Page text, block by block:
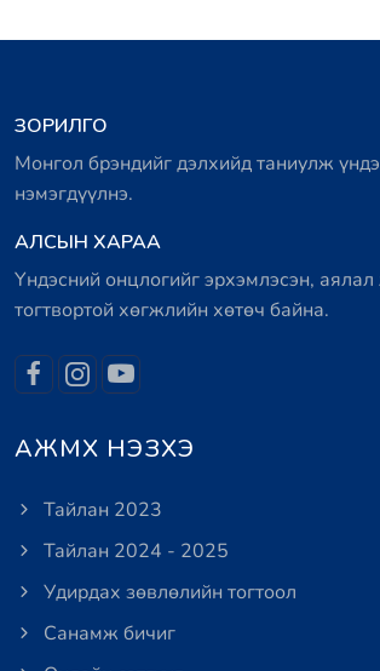
ЗОРИЛГО
Монгол брэндийг дэлхийд таниулж
нэмэгдүүлнэ.
АЛСЫН ХАРАА
Үндэсний онцлогийг эрхэмлэсэн,
тогтвортой хөгжлийн хөтөч байна.
АЖМХ НЭЗХЭ
Тайлан 2023
Тайлан 2024 - 2025
Удирдах зөвлөлийн тогтоол
Санамж бичиг